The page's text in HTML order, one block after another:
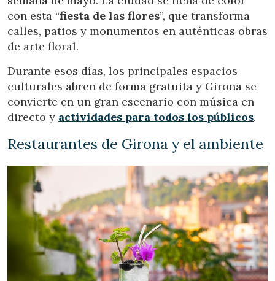
con esta “fiesta de las flores”, que transforma
calles, patios y monumentos en auténticas obras
de arte floral.
Durante esos días, los principales espacios
culturales abren de forma gratuita y Girona se
convierte en un gran escenario con música en
directo y actividades para todos los públicos.
Restaurantes de Girona y el ambiente